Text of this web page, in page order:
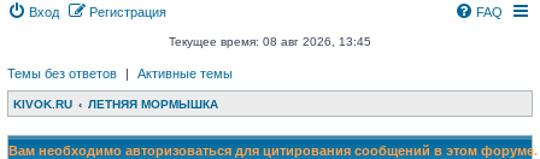
Вход Регистрация FAQ
Текущее время: 08 авг 2026, 13:45
Темы без ответов | Активные темы
KIVOK.RU ЛЕТНЯЯ МОРМЫШКА
Вам необходимо авторизоваться для цитирования сообщений в этом форуме.